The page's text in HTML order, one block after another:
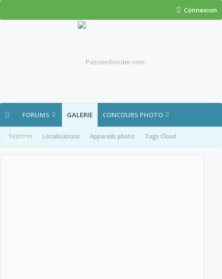
Connexion
FORUMS GALERIE
Explorer Localisations Appareils photo Tags Cloud
CONCOURS PHOTO
MEMBRES